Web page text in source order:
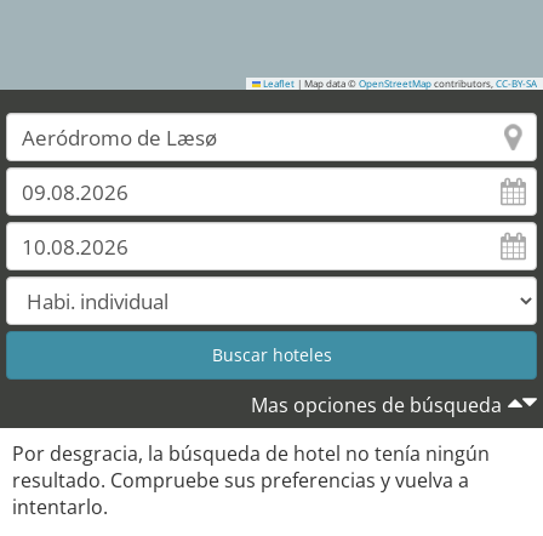
Leaflet | Map data © OpenStreetMap contributors, CC-BY-SA
Mas opciones de búsqueda
Por desgracia, la búsqueda de hotel no tenía ningún
resultado. Compruebe sus preferencias y vuelva a
intentarlo.